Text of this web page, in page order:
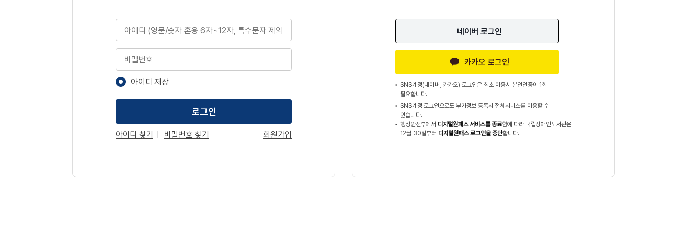
아이디
비밀번호
아이디 저장
로그인
아이디 찾기 비밀번호 찾기 회원가입
네이버 로그인
카카오 로그인
SNS계정(네이버, 카카오) 로그인은 최초 이용시 본인인증이 1회
필요합니다.
SNS계정 로그인으로도 부가정보 등록시 전체서비스를 이용할 수
있습니다.
행정안전부에서 디지털원패스 서비스를 종료함에 따라 국립장애인도서관은
12월 30일부터 디지털원패스 로그인을 중단합니다.